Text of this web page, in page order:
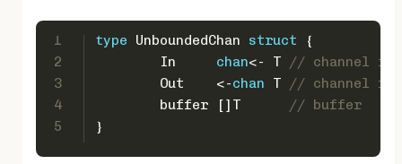
1
2
3
4
5
type UnboundedChan struct {
	In
chan<- T
// channel
	Out    <-
chan T
// channel
	buffer []T
// buffer
}